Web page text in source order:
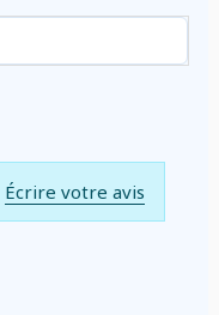
Écrire votre avis